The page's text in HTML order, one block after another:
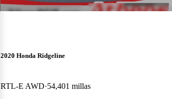
2020 Honda Ridgeline
RTL-E AWD 54,401 millas